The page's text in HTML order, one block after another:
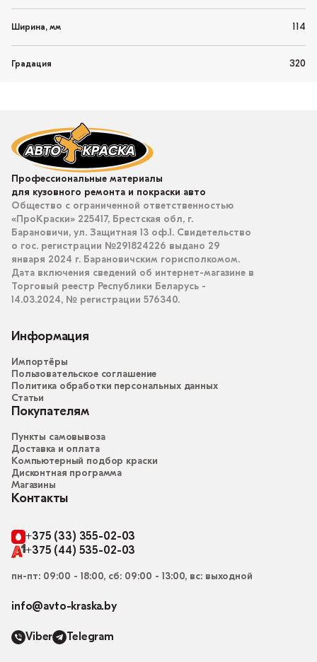
Ширина, мм 114
Градация 320
Профессиональные материалы
для кузовного ремонта и покраски авто
Общество с ограниченной ответственностью
«ПроКраски» 225417, Брестская обл, г.
Барановичи, ул. Защитная 13 оф.1. Свидетельство
о гос. регистрации №291824226 выдано 29
января 2024 г. Барановичским горисполкомом.
Дата включения сведений об интернет-магазине в
Торговый реестр Республики Беларусь -
14.03.2024, № регистрации 576340.
Информация
Импортёры
Пользовательское соглашение
Политика обработки персональных данных
Статьи
Покупателям
Пункты самовывоза
Доставка и оплата
Компьютерный подбор краски
Дисконтная программа
Магазины
Контакты
+375 (33) 355-02-03
+375 (44) 535-02-03
пн-пт: 09:00 - 18:00, сб: 09:00 - 13:00, вс: выходной
info@avto-kraska.by
Viber Telegram